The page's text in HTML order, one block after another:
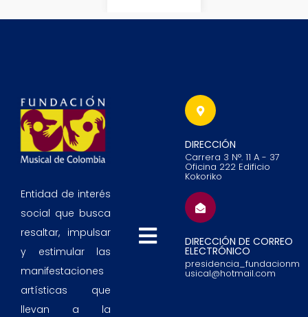
Entidad de interés
social que busca
resaltar, impulsar
y estimular las
manifestaciones
artísticas que
llevan a la
DIRECCIÓN
Carrera 3 N°. 11 A - 37
Oficina 222 Edificio
Kokoriko
DIRECCIÓN DE CORREO
ELECTRÓNICO
presidencia_fundacionm
usical@hotmail.com